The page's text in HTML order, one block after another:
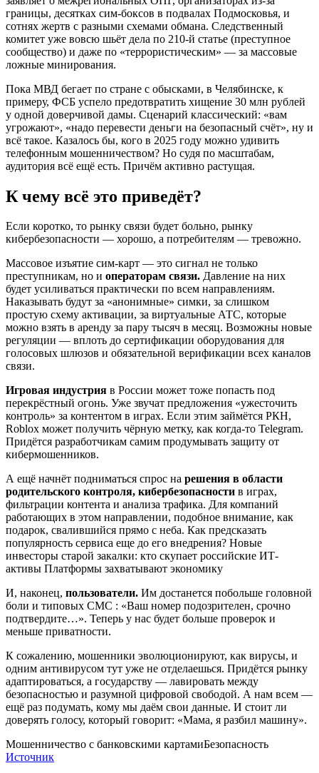
границы, десятках сим-боксов в подвалах Подмосковья, и
сотнях жертв с разными схемами обмана. Следственный
комитет уже вовсю шьёт дела по 210-й статье (преступное
сообщество) и даже по «террористическим» — за массовые
ложные минирования.
Пока МВД бегает по стране с обысками, в Челябинске, к
примеру, ФСБ успело предотвратить хищение 30 млн рублей
у одной доверчивой дамы. Сценарий классический: «вам
угрожают», «надо перевести деньги на безопасный счёт», ну и
всё такое. Казалось бы, кого в 2025 году можно удивить
телефонным мошенничеством? Но судя по масштабам,
аудитория всё ещё есть. Причём активно растущая.
К чему всё это приведёт?
Если коротко, то рынку связи будет больно, рынку
кибербезопасности — хорошо, а потребителям — тревожно.
Массовое изъятие сим-карт — это сигнал не только
преступникам, но и операторам связи. Давление на них
будет усиливаться практически по всем направлениям.
Наказывать будут за «анонимные» симки, за слишком
простую схему активации, за виртуальные АТС, которые
можно взять в аренду за пару тысяч в месяц. Возможны новые
регуляции — вплоть до сертификации оборудования для
голосовых шлюзов и обязательной верификации всех каналов
связи.
Игровая индустрия в России может тоже попасть под
перекрёстный огонь. Уже звучат предложения «ужесточить
контроль» за контентом в играх. Если этим займётся РКН,
Roblox может получить чёрную метку, как когда-то Telegram.
Придётся разработчикам самим продумывать защиту от
кибермошенников.
А ещё начнёт подниматься спрос на решения в области
родительского контроля, кибербезопасности в играх,
фильтрации контента и анализа трафика. Для компаний
работающих в этом направлении, подобное внимание, как
подарок, свалившийся прямо с неба. Как предсказать
популярность сервиса еще до его внедрения? Новые
инвесторы старой закалки: кто скупает российские ИТ-
активы Платформы захватывают экономику
И, наконец, пользователи. Им достанется побольше головной
боли и типовых СМС : «Ваш номер подозрителен, срочно
подтвердите…». Теперь у нас будет больше проверок и
меньше приватности.
К сожалению, мошенники эволюционируют, как вирусы, и
одним антивирусом тут уже не отделаешься. Придётся рынку
адаптироваться, а государству — лавировать между
безопасностью и разумной цифровой свободой. А нам всем —
ещё раз подумать, кому мы даём свои данные. И стоит ли
доверять голосу, который говорит: «Мама, я разбил машину».
Мошенничество с банковскими картамиБезопасность
Источник